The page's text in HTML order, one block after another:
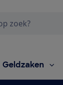
Geldzaken